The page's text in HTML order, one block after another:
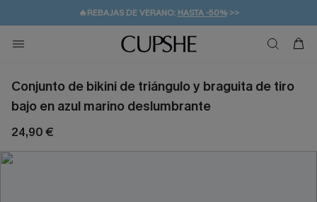
🔥REBAJAS DE VERANO: HASTA -50%>>
👒PROMOCIÓN DE VERANO:-10% EN 2 VESTIDOS
💌¡SUSCRIBIRSE & GANAR -10% EXTRA!
🚚ENVÍO GRATUITO A PARTIR DE 49 € >>
Conjunto de bikini de triángulo y braguita de tiro
bajo en azul marino deslumbrante
24,90 €